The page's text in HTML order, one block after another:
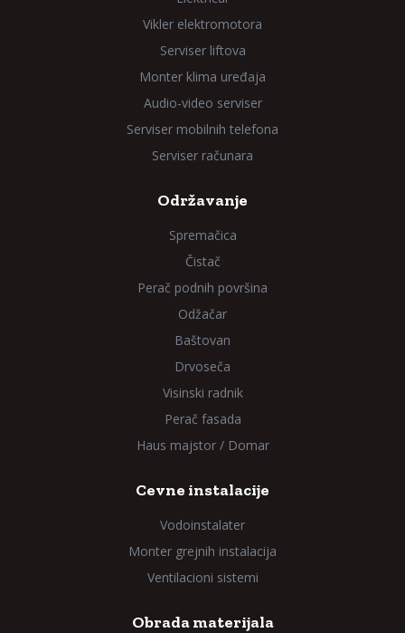
Vikler elektromotora
Serviser liftova
Monter klima uređaja
Audio-video serviser
Serviser mobilnih telefona
Serviser računara
Održavanje
Spremačica
Čistač
Perač podnih površina
Odžačar
Baštovan
Drvoseča
Visinski radnik
Perač fasada
Haus majstor / Domar
Cevne instalacije
Vodoinstalater
Monter grejnih instalacija
Ventilacioni sistemi
Obrada materijala